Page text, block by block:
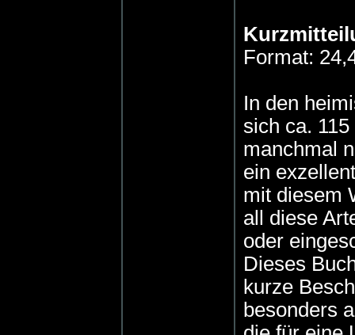
Format:
In den
sich ca.
manchmal
ein
mit diesem
all diese
oder
Dieses
kurze
besonders